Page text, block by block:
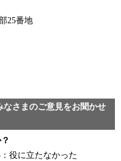
25番地
なさまのご意見をお聞かせ
役に立たなかった